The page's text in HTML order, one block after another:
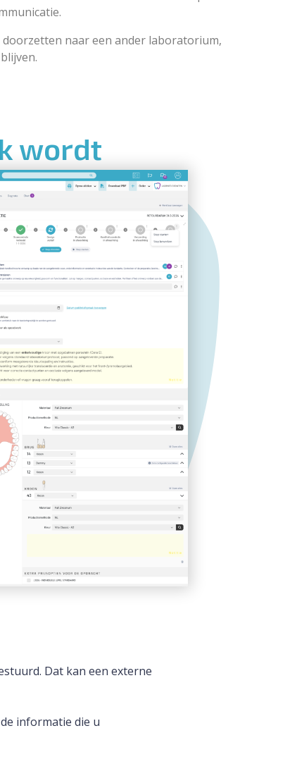
naar een ander laboratorium,
wordt
Dat kan een externe
informatie die u